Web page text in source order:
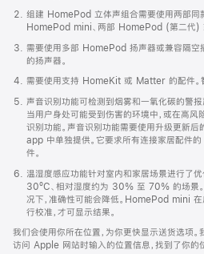
打
开)
组建 HomePod 立体声组合需要使用两部同
HomePod mini、两部 HomePod (第二代)
需要使用多部 HomePod 扬声器或兼容隔空
的扬声器。
需要使用支持 HomeKit 或 Matter 的配件。
声音识别功能可检测到烟雾和一氧化碳的警报
当用户身处可能受到伤害的环境中，或在高风
识别功能。声音识别功能需要使用升级更新
app 中单独提供。它要求所有连接家居配件
件。
温湿度感应功能针对室内和家居场景进行了
30ºC、相对湿度约为 30% 至 70% 的场景
况下，准确性可能会降低。HomePod mini
行校准，才可显示结果。
我们会使用你所在位置，为你更快显示送货选项
访问 Apple 网站时输入的位置信息，找到了你的